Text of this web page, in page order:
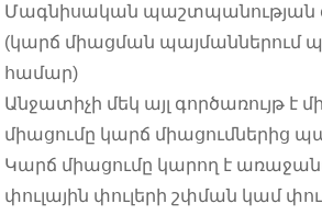
Մագնիսական պաշտպանության
(կարճ միացման պայմաններում
համար)
Անջատիչի մեկ այլ գործառույթ է
միացումը կարճ միացումներից
Կարճ միացումը կարող է
փուլային փուլերի շփման կամ